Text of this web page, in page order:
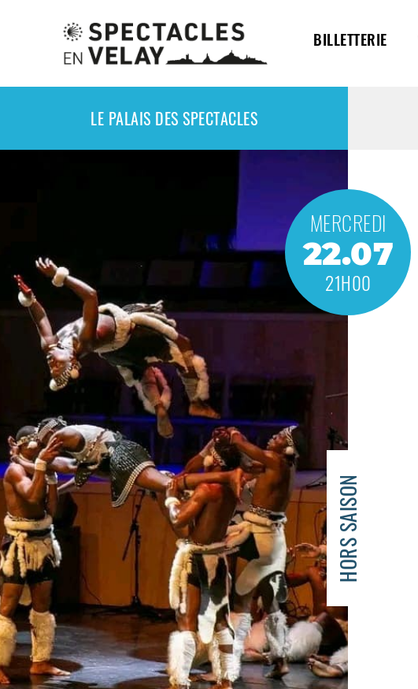
BILLETTERIE
LE PALAIS DES SPECTACLES
MERCREDI
22.07
21H00
HORS SAISON